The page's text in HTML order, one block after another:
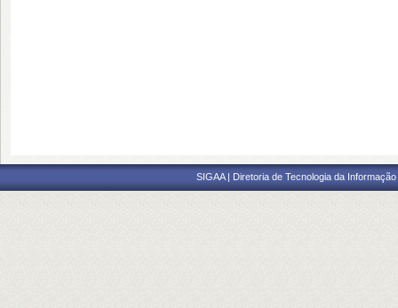
SIGAA | Diretoria de Tecnologia da